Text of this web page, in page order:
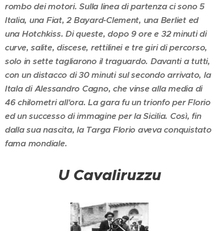
rombo dei motori. Sulla linea di partenza ci sono 5
Italia, una Fiat, 2 Bayard-Clement, una Berliet ed
una Hotchkiss. Di queste, dopo 9 ore e 32 minuti di
curve, salite, discese, rettilinei e tre giri di percorso,
solo in sette tagliarono il traguardo. Davanti a tutti,
con un distacco di 30 minuti sul secondo arrivato, la
Itala di Alessandro Cagno, che vinse alla media di
46 chilometri all'ora. La gara fu un trionfo per Florio
ed un successo di immagine per la Sicilia. Così, fin
dalla sua nascita, la Targa Florio aveva conquistato
fama mondiale.
U Cavaliruzzu